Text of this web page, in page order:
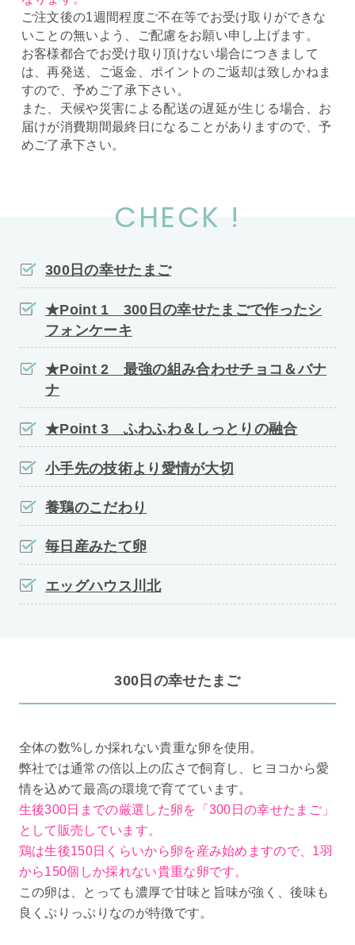
ご注文後の1週間程度ご不在等でお受け取りができな
いことの無いよう、ご配慮をお願い申し上げます。
お客様都合でお受け取り頂けない場合につきまして
は、再発送、ご返金、ポイントのご返却は致しかねま
すので、予めご了承下さい。
また、天候や災害による配送の遅延が生じる場合、お
届けが消費期間最終日になることがありますので、予
めご了承下さい。
CHECK !
300日の幸せたまご
★Point 1 300日の幸せたまごで作ったシ
フォンケーキ
★Point 2 最強の組み合わせチョコ＆バナ
ナ
★Point 3 ふわふわ＆しっとりの融合
小手先の技術より愛情が大切
養鶏のこだわり
毎日産みたて卵
エッグハウス川北
300日の幸せたまご
全体の数%しか採れない貴重な卵を使用。
弊社では通常の倍以上の広さで飼育し、ヒヨコから愛
情を込めて最高の環境で育てています。
生後300日までの厳選した卵を「300日の幸せたまご」
として販売しています。
鶏は生後150日くらいから卵を産み始めますので、1羽
から150個しか採れない貴重な卵です。
この卵は、とっても濃厚で甘味と旨味が強く、後味も
良くぷりっぷりなのが特徴です。